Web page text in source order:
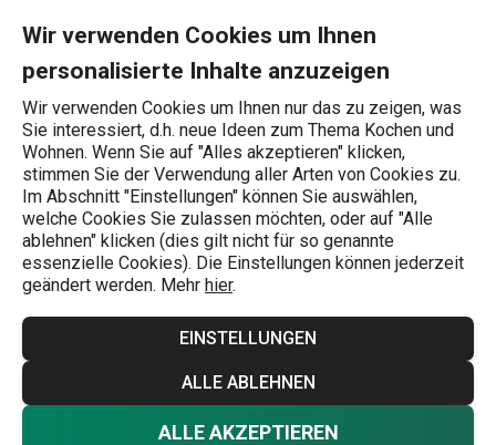
Wir verwenden Cookies um Ihnen
personalisierte Inhalte anzuzeigen
Wir verwenden Cookies um Ihnen nur das zu zeigen, was
Sie interessiert, d.h. neue Ideen zum Thema Kochen und
Wohnen. Wenn Sie auf "Alles akzeptieren" klicken,
stimmen Sie der Verwendung aller Arten von Cookies zu.
Im Abschnitt "Einstellungen" können Sie auswählen,
welche Cookies Sie zulassen möchten, oder auf "Alle
ablehnen" klicken (dies gilt nicht für so genannte
essenzielle Cookies). Die Einstellungen können jederzeit
geändert werden. Mehr hier.
EINSTELLUNGEN
ALLE ABLEHNEN
ALLE AKZEPTIEREN
Wonach suchen Sie?
Kleine Tassen
Espressotasse CREMA SHINE